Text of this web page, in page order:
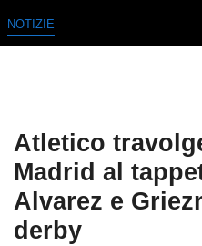
NOTIZIE
Atletico
Madrid al
Alvarez e
derby